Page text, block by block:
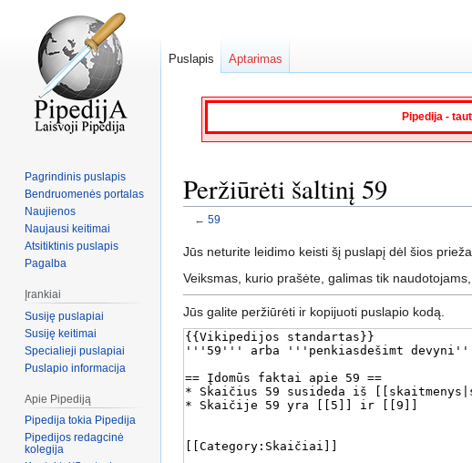
Pipedija -
Peržiūrėti šaltinį 59
← 59
Jump
to
Jump
to
Jūs neturite leidimo keisti šį puslapį dėl šios
Veiksmas, kurio prašėte, galimas tik
Jūs galite peržiūrėti ir kopijuoti puslapio kodą.
Puslapis Aptarimas
Pagrindinis puslapis
Bendruomenės portalas
Naujienos
Naujausi keitimai
Atsitiktinis puslapis
Pagalba
Įrankiai
Susiję puslapiai
Susiję keitimai
Specialieji puslapiai
Puslapio informacija
Apie Pipediją
Pipedija tokia Pipedija
Pipedijos redagcinė
kolegija